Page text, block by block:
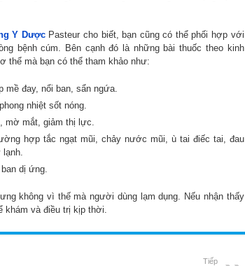
Y DượcPasteur cho biết, bạn cũng có thể phối hợp với
bệnh cúm. Bên cạnh đó là những bài thuốc theo kinh
thể mà bạn có thể tham khảo như:
đay, nổi ban, sẩn ngứa.
nhiệt sốt nóng.
mờ mắt, giảm thị lực.
hợp tắc ngạt mũi, chảy nước mũi, ù tai điếc tai, đau
dị ứng.
không vì thế mà người dùng lạm dụng. Nếu nhận thấy
và điều trị kịp thời.
Tiếp